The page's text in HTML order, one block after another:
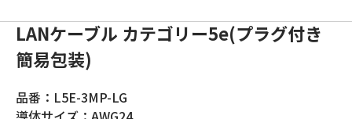
LANケーブル カテゴリー5e(プラグ付き
簡易包装)
品番：L5E-3MP-LG